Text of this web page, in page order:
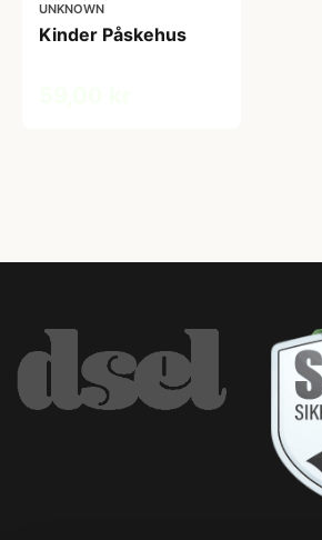
UNKNOWN
Kinder Påskehus